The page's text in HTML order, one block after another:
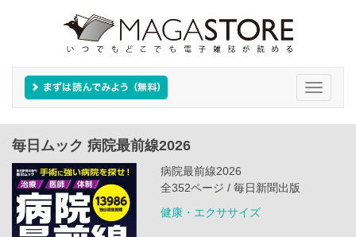
Toggle
毎日ムック 病院最前線2026
病院最前線2026
全352ページ / 毎日新聞出版
健康・エクササイズ